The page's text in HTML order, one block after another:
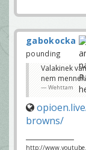
gabokocka
pounding
Valakinek
nem mennek.
Wehttam
browns/
http://